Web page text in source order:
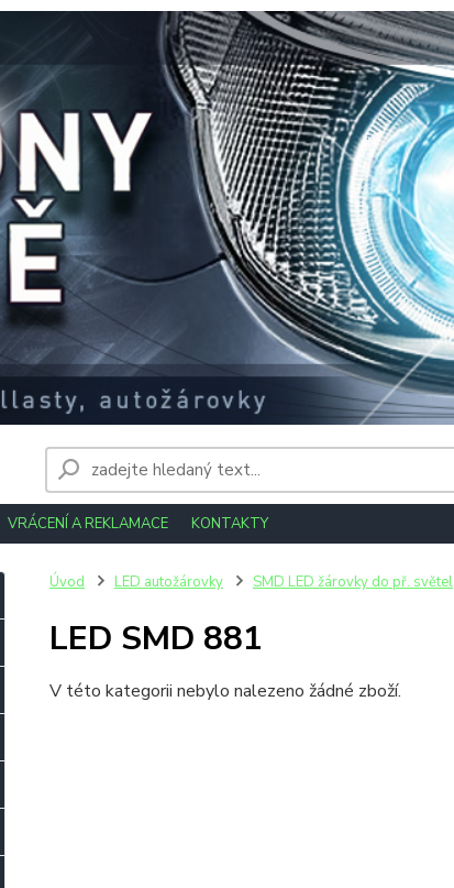
VRÁCENÍ A REKLAMACE KONTAKTY
Úvod LED autožárovky SMD LED žárovky do př. světel
LED SMD 881
V této kategorii nebylo nalezeno žádné zboží.